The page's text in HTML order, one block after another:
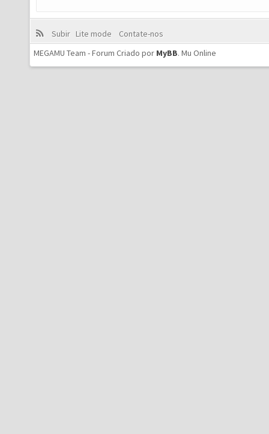
Subir Lite mode
Contate-nos
MEGAMU Team - Forum Criado por MyBB. Mu Online